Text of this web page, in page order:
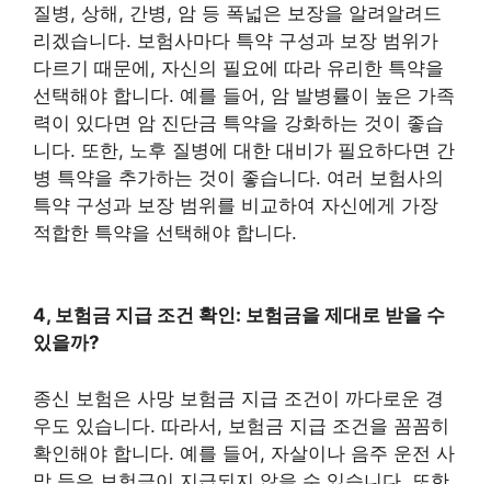
질병, 상해, 간병, 암 등 폭넓은 보장을 알려알려드
리겠습니다. 보험사마다 특약 구성과 보장 범위가
다르기 때문에, 자신의 필요에 따라 유리한 특약을
선택해야 합니다. 예를 들어, 암 발병률이 높은 가족
력이 있다면 암 진단금 특약을 강화하는 것이 좋습
니다. 또한, 노후 질병에 대한 대비가 필요하다면 간
병 특약을 추가하는 것이 좋습니다. 여러 보험사의
특약 구성과 보장 범위를 비교하여 자신에게 가장
적합한 특약을 선택해야 합니다.
4, 보험금 지급 조건 확인: 보험금을 제대로 받을 수
있을까?
종신 보험은 사망 보험금 지급 조건이 까다로운 경
우도 있습니다. 따라서, 보험금 지급 조건을 꼼꼼히
확인해야 합니다. 예를 들어, 자살이나 음주 운전 사